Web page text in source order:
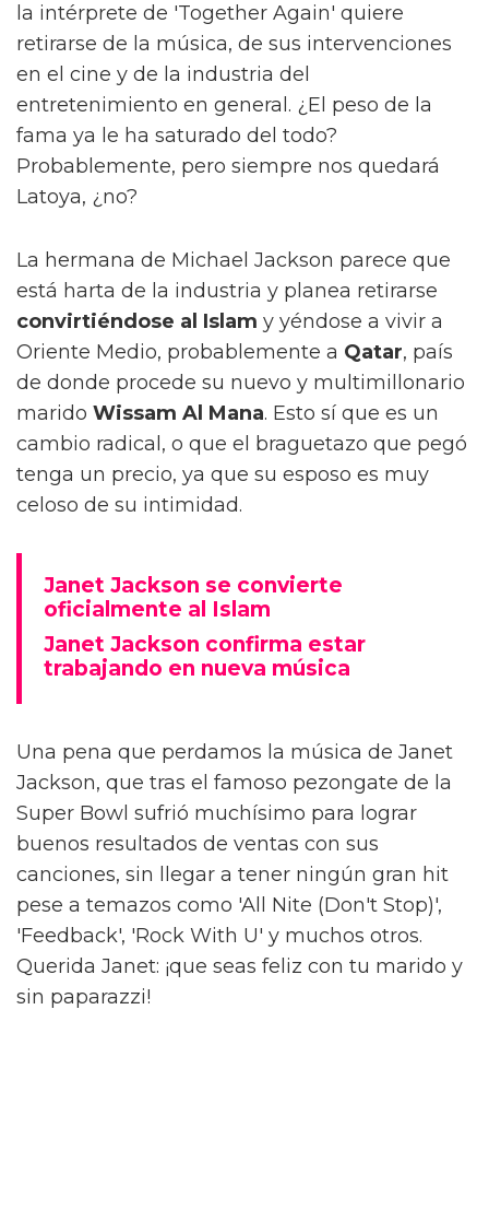
la intérprete de 'Together Again' quiere
retirarse de la música, de sus intervenciones
en el cine y de la industria del
entretenimiento en general. ¿El peso de la
fama ya le ha saturado del todo?
Probablemente, pero siempre nos quedará
Latoya, ¿no?
La hermana de Michael Jackson parece que
está harta de la industria y planea retirarse
convirtiéndose al Islam y yéndose a vivir a
Oriente Medio, probablemente a Qatar, país
de donde procede su nuevo y multimillonario
marido Wissam Al Mana. Esto sí que es un
cambio radical, o que el braguetazo que pegó
tenga un precio, ya que su esposo es muy
celoso de su intimidad.
Janet Jackson se convierte
oficialmente al Islam
Janet Jackson confirma estar
trabajando en nueva música
Una pena que perdamos la música de Janet
Jackson, que tras el famoso pezongate de la
Super Bowl sufrió muchísimo para lograr
buenos resultados de ventas con sus
canciones, sin llegar a tener ningún gran hit
pese a temazos como 'All Nite (Don't Stop)',
'Feedback', 'Rock With U' y muchos otros.
Querida Janet: ¡que seas feliz con tu marido y
sin paparazzi!